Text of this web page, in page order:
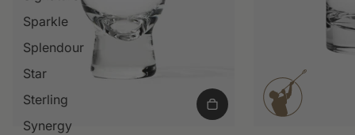
Sparkle
Splendour
Star
Sterling
Synergy